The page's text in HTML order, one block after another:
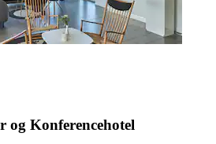
og Konferencehotel